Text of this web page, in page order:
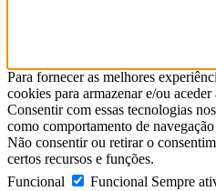
Para fornecer as melhores
cookies para armazenar e/ou
Consentir com essas tecnologias
como comportamento de
Não consentir ou retirar o
certos recursos e funções.
Funcional
Funcional Sempre